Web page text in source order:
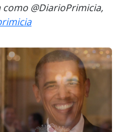
@DiarioPrimicia,